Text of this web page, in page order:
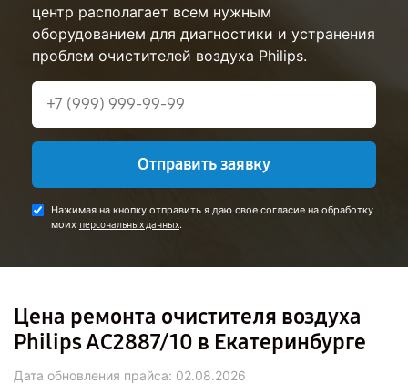
центр располагает всем нужным
оборудованием для диагностики и устранения
проблем очистителей воздуха Philips.
Отправить заявку
Нажимая на кнопку отправить я даю свое согласие на обработку
моих персональных данных.
Цена ремонта очистителя воздуха
Philips AC2887/10 в Екатеринбурге
Дата обновления прайса: 02.08.2026